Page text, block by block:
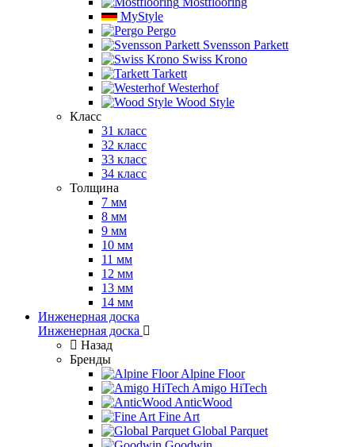
MyStyle
Pergo
Svensson Parkett
Swiss Krono
Tarkett
Westerhof
Wood Style
Класс
31 класс
32 класс
33 класс
34 класс
Толщина
7 мм
8 мм
9 мм
10 мм
11 мм
12 мм
13 мм
14 мм
Инженерная доска
Инженерная доска
Назад
Бренды
Alpine Floor
Amigo HiTech
AnticWood
Fine Art
Global Parquet